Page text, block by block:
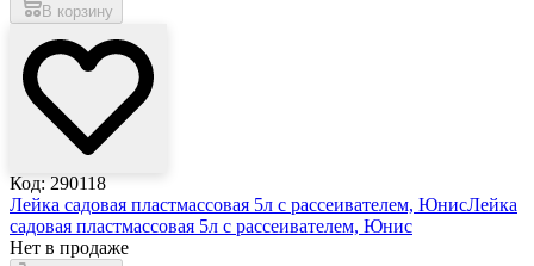
В корзину
Код: 290118
Лейка садовая пластмассовая 5л с рассеивателем, ЮнисЛейка
садовая пластмассовая 5л с рассеивателем, Юнис
Нет в продаже